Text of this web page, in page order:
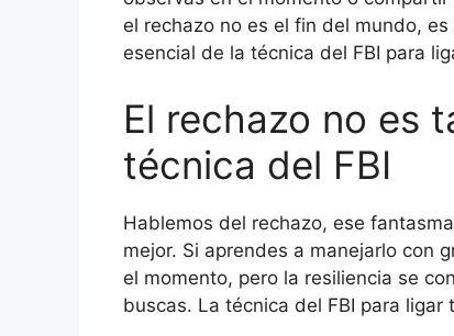
el rechazo no es el fin del mundo,
esencial de la técnica del FBI para
El rechazo no es
técnica del FBI
Hablemos del rechazo, ese
mejor. Si aprendes a manejarlo con
el momento, pero la resiliencia se
buscas. La técnica del FBI para